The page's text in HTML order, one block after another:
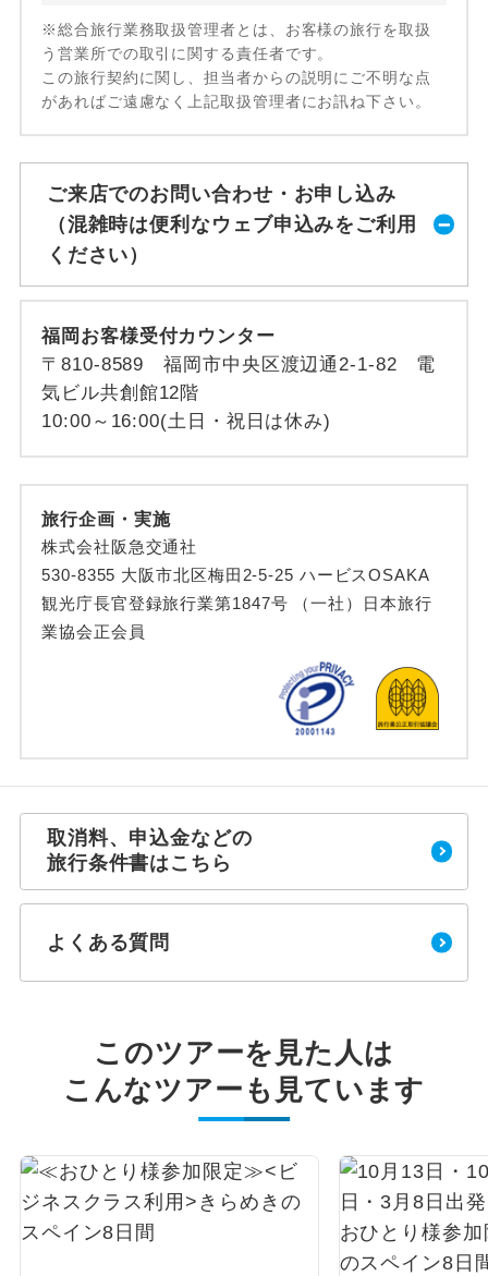
※総合旅行業務取扱管理者とは、お客様の旅行を取扱
う営業所での取引に関する責任者です。
この旅行契約に関し、担当者からの説明にご不明な点
があればご遠慮なく上記取扱管理者にお訊ね下さい。
ご来店でのお問い合わせ・お申し込み
（混雑時は便利なウェブ申込みをご利用
ください）
福岡お客様受付カウンター
〒810-8589 福岡市中央区渡辺通2-1-82 電
気ビル共創館12階
10:00～16:00(土日・祝日は休み)
旅行企画・実施
株式会社阪急交通社
530-8355 大阪市北区梅田2-5-25 ハービスOSAKA
観光庁長官登録旅行業第1847号 （一社）日本旅行
業協会正会員
取消料、申込金などの
旅行条件書はこちら
よくある質問
このツアーを見た人は
こんなツアーも見ています